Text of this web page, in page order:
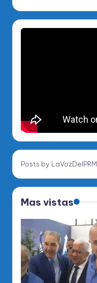
Posts by LaVozDelPRM
Mas vistas